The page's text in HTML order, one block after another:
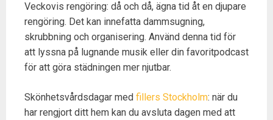
Veckovis rengöring: då och då, ägna tid åt en djupare
rengöring. Det kan innefatta dammsugning,
skrubbning och organisering. Använd denna tid för
att lyssna på lugnande musik eller din favoritpodcast
för att göra städningen mer njutbar.
Skönhetsvårdsdagar med fillers Stockholm: när du
har rengjort ditt hem kan du avsluta dagen med att